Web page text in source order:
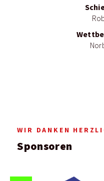
WIR DANKEN
Sponsoren